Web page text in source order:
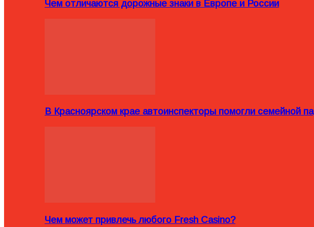
Чем отличаются дорожные знаки в Европе и России
В Красноярском крае автоинспекторы помогли семейной
Чем может привлечь любого Fresh Casino?